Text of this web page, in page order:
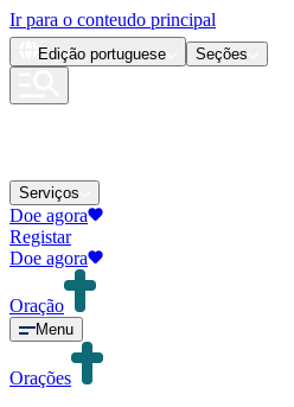
Ir para o conteudo principal
Edição portuguese Seções
Serviços
Doe agora
Registar
Doe agora
Oração
Menu
Orações